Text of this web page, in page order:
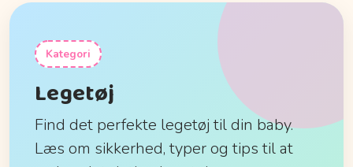
Kategori
Legetøj
Find det perfekte legetøj til din baby.
Læs om sikkerhed, typer og tips til at